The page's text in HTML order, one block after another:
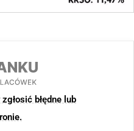
błędne lub